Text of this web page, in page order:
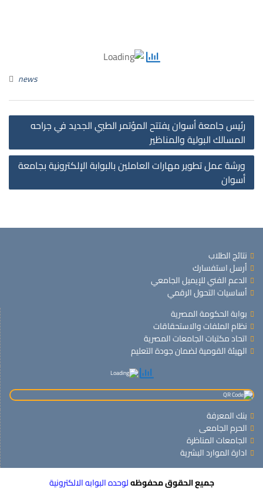
news
رئيس جامعة أسوان يفتتح المؤتمر الطبي الجديد في جراحه
المسالك البولية والمناظير
ورشة عمل تطوير مهارات العاملين بالبوابة الإلكترونية بجامعة
أسوان
نتائج الطلاب
أرسل استفسارك
الدعم الفني للإيميل الجامعي
أساسيات التحول الرقمي
بوابة الحكومة المصرية
نظام الملفات والاستحقاقات
اتحاد مكتبات الجامعات المصرية
الهيئة القومية لضمان جودة التعليم
بنك المعرفة
الحرم الجامعى
الجامعات المناظرة
ادارة الموارد البشرية
جميع الحقوق محفوظهلوحده البوابه الالكترونية